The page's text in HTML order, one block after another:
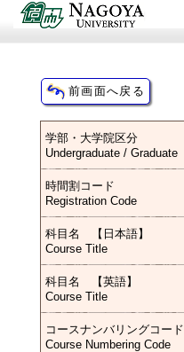
学部・大学院区分
Undergraduate / Graduate
時間割コード
Registration Code
科目名 【日本語】
Course Title
科目名 【英語】
Course Title
コースナンバリングコード
Course Numbering Code